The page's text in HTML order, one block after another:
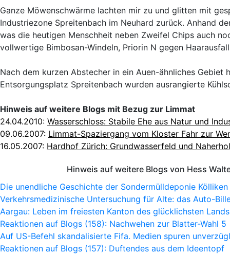
Ganze Möwenschwärme lachten mir zu und glitten mit
Industriezone Spreitenbach im Neuhard zurück. Anhand
was die heutigen Menschheit neben Zweifel Chips auch
vollwertige Bimbosan-Windeln, Priorin N gegen
Nach dem kurzen Abstecher in ein Auen-ähnliches
Entsorgungsplatz Spreitenbach wurden ausrangierte
Hinweis auf weitere Blogs mit Bezug zur Limmat
24.04.2010: Wasserschloss: Stabile Ehe aus Natur und
09.06.2007: Limmat-Spaziergang vom Kloster Fahr zur
16.05.2007: Hardhof Zürich: Grundwasserfeld und
Hinweis auf weitere Blogs von Hess
Die unendliche Geschichte der Sondermülldeponie Kölliken
Verkehrsmedizinische Untersuchung für Alte: das Auto-
Aargau: Leben im freiesten Kanton des glücklichsten Lands
Reaktionen auf Blogs (158): Nachwehen zur Blatter-Wahl 5
Auf US-Befehl skandalisierte Fifa. Medien spuren
Reaktionen auf Blogs (157): Duftendes aus dem Ideentopf